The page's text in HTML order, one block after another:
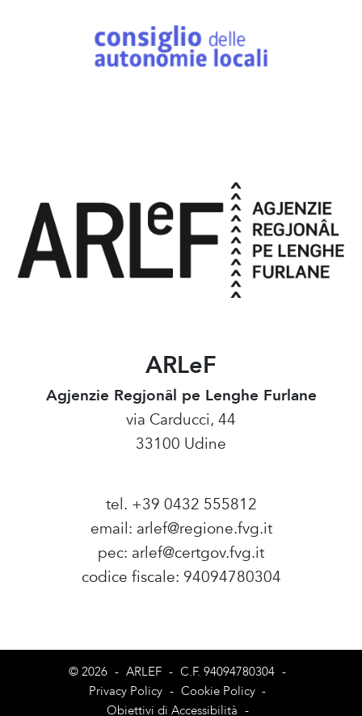
ARLeF
Agjenzie Regjonâl pe Lenghe Furlane
via Carducci, 44
33100 Udine
tel. +39 0432 555812
email: arlef@regione.fvg.it
pec: arlef@certgov.fvg.it
codice fiscale: 94094780304
© 2026 - ARLEF - C.F. 94094780304 -
Privacy Policy - Cookie Policy -
Obiettivi di Accessibilità -